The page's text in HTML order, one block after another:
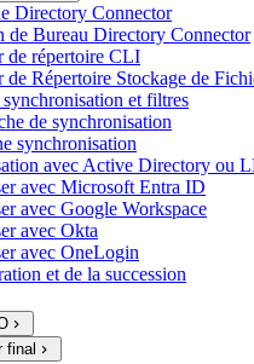
Directory Connector
de Bureau Directory Connector
de répertoire CLI
de Répertoire Stockage de
et filtres
de synchronisation
synchronisation
avec Active Directory ou
avec Microsoft Entra ID
avec Google Workspace
avec Okta
avec OneLogin
et de la succession
final